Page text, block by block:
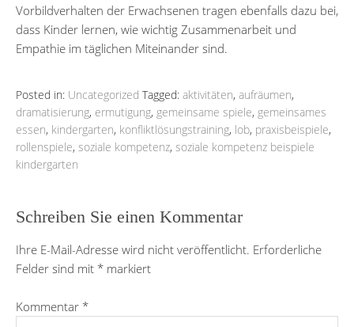
Vorbildverhalten der Erwachsenen tragen ebenfalls dazu bei,
dass Kinder lernen, wie wichtig Zusammenarbeit und
Empathie im täglichen Miteinander sind.
Posted in: Uncategorized Tagged: aktivitäten, aufräumen,
dramatisierung, ermutigung, gemeinsame spiele, gemeinsames
essen, kindergarten, konfliktlösungstraining, lob, praxisbeispiele,
rollenspiele, soziale kompetenz, soziale kompetenz beispiele
kindergarten
Schreiben Sie einen Kommentar
Ihre E-Mail-Adresse wird nicht veröffentlicht. Erforderliche
Felder sind mit * markiert
Kommentar *